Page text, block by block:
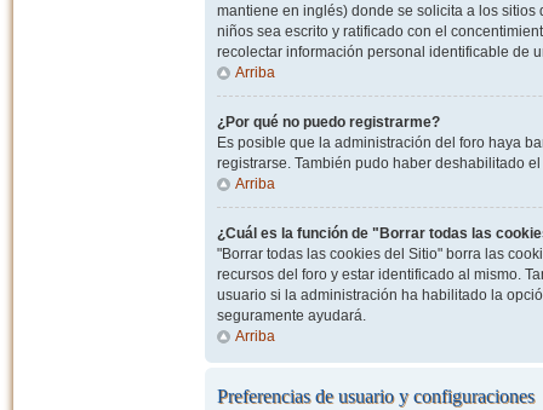
mantiene en inglés) donde se solicita a los
niños sea escrito y ratificado con el
recolectar información personal identificable de
Arriba
¿Por qué no puedo registrarme?
Es posible que la administración del foro haya
registrarse. También pudo haber deshabilitado
Arriba
¿Cuál es la función de "Borrar todas las
"Borrar todas las cookies del Sitio" borra las
recursos del foro y estar identificado al mismo.
usuario si la administración ha habilitado la
seguramente ayudará.
Arriba
Preferencias de usuario y configuraciones